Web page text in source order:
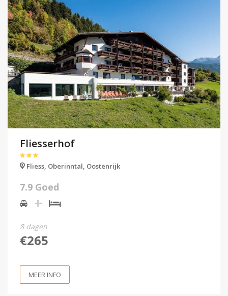
Fliesserhof
Fliess, Oberinntal, Oostenrijk
7.9 Goed
8 dagen
€265
MEER INFO